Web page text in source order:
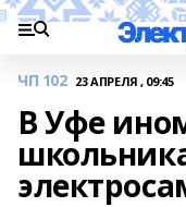
ЧП 102 23 АПРЕЛЯ , 09:45
В Уфе